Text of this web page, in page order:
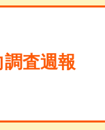
査週報